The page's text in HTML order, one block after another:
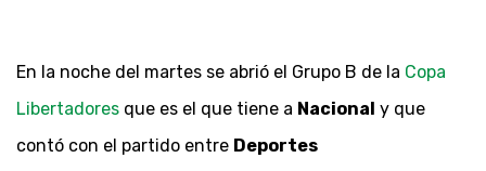
En la noche del martes se abrió el Grupo B de la Copa
Libertadores que es el que tiene a Nacional y que
contó con el partido entre Deportes